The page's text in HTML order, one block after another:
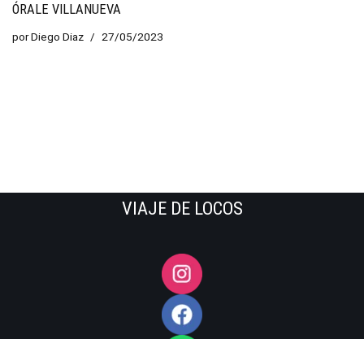
ÓRALE VILLANUEVA
porDiego Diaz 27/05/2023
VIAJE DE LOCOS